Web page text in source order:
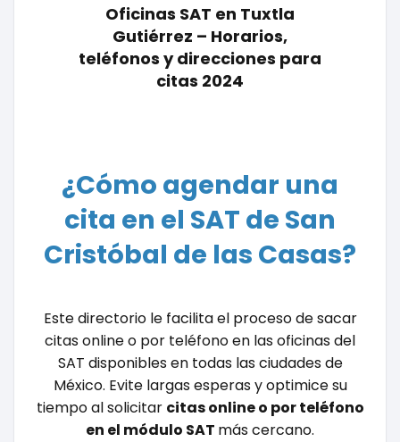
Oficinas SAT en Tuxtla
Gutiérrez – Horarios,
teléfonos y direcciones para
citas 2024
¿Cómo agendar una
cita en el SAT de San
Cristóbal de las Casas?
Este directorio le facilita el proceso de sacar
citas online o por teléfono en las oficinas del
SAT disponibles en todas las ciudades de
México. Evite largas esperas y optimice su
tiempo al solicitar citas online o por teléfono
en el módulo SAT más cercano.